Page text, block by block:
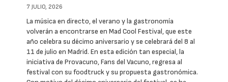
7 JULIO, 2026
La música en directo, el verano y la gastronomía
volverán a encontrarse en Mad Cool Festival, que este
año celebra su décimo aniversario y se celebrará del 8 al
11 de julio en Madrid. En esta edición tan especial, la
iniciativa de Provacuno, Fans del Vacuno, regresa al
festival con su foodtruck y su propuesta gastronómica.